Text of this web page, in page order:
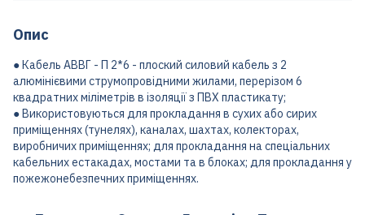
Опис
● Кабель АВВГ - П 2*6 - плоский силовий кабель з 2
алюмінієвими струмопровідними жилами, перерізом 6
квадратних міліметрів в ізоляції з ПВХ пластикату;
● Використовуються для прокладання в сухих або сирих
приміщеннях (тунелях), каналах, шахтах, колекторах,
виробничих приміщеннях; для прокладання на спеціальних
кабельних естакадах, мостами та в блоках; для прокладання у
пожежонебезпечних приміщеннях.